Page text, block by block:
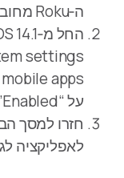
ה‑Roku מחוברים לאותה רשת.
settings
על “Enabled”.
לאפליקציה